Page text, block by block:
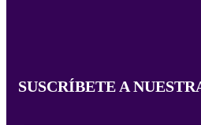
SUSCRÍBETE A